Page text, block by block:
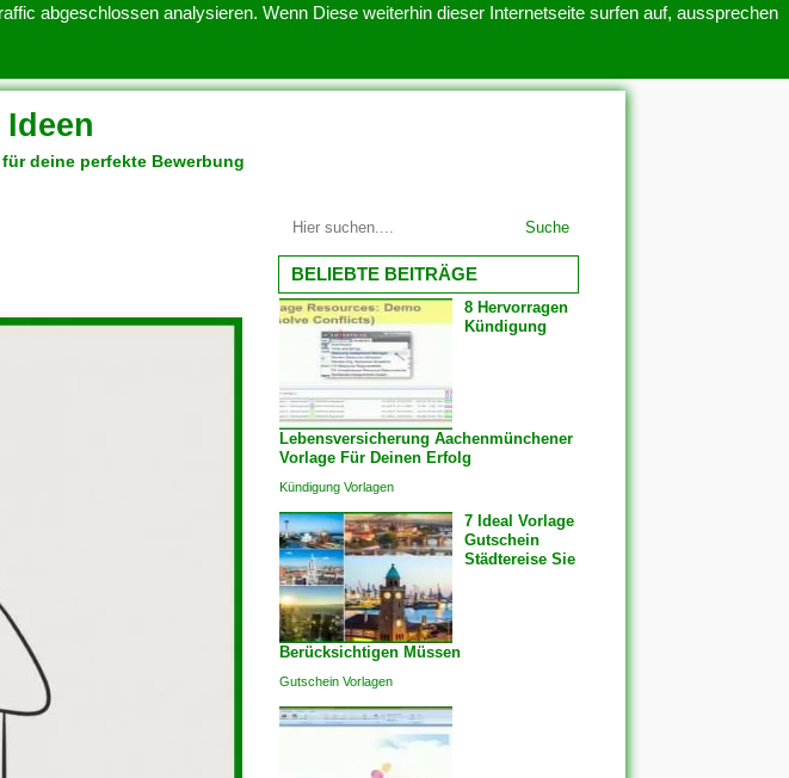
abgeschlossen analysieren. Wenn Diese weiterhin dieser Internetseite surfen auf, aussprechen
NUTZUNGSBEDINGUNGEN
deine perfekte Bewerbung
Suche
BELIEBTE BEITRÄGE
8 Hervorragen
Kündigung
Lebensversicherung Aachenmünchener
Vorlage Für Deinen Erfolg
Kündigung Vorlagen
7 Ideal Vorlage
Gutschein
Städtereise Sie
Berücksichtigen Müssen
Gutschein Vorlagen